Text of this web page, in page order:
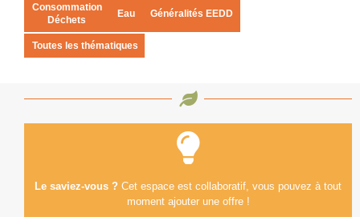
Consommation
Déchets
Eau Généralités EEDD
Toutes les thématiques
Le saviez-vous ? Cet espace est collaboratif, vous pouvez à tout
moment ajouter une offre !